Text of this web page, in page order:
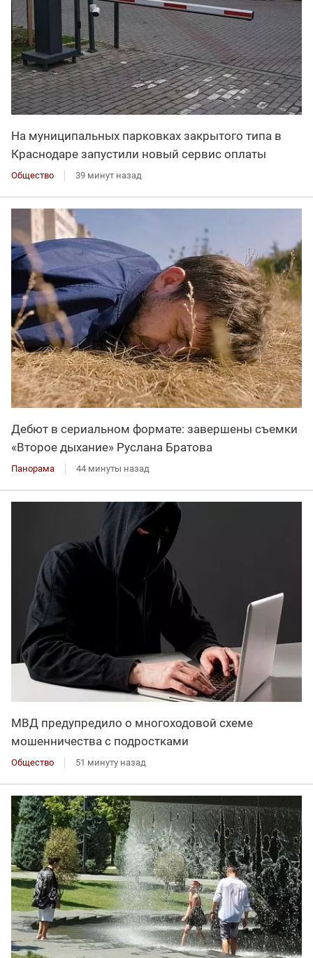
На муниципальных парковках закрытого типа в
Краснодаре запустили новый сервис оплаты
Общество 39 минут назад
Дебют в сериальном формате: завершены съемки
«Второе дыхание» Руслана Братова
Панорама 44 минуты назад
МВД предупредило о многоходовой схеме
мошенничества с подростками
Общество 51 минуту назад